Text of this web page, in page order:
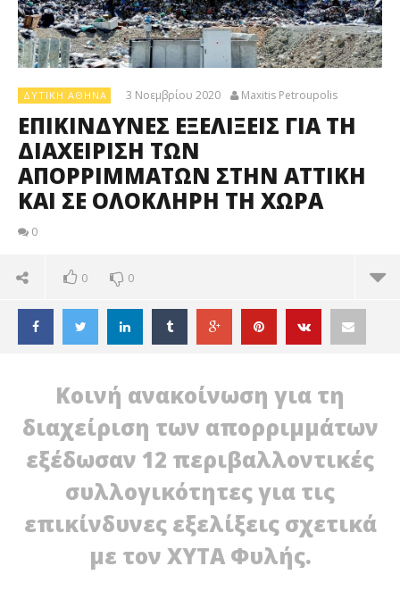
ΔΥΤΙΚΉ ΑΘΉΝΑ 3 Νοεμβρίου 2020 Maxitis Petroupolis
ΕΠΙΚΙΝΔΥΝΕΣ ΕΞΕΛΙΞΕΙΣ ΓΙΑ ΤΗ
ΔΙΑΧΕΙΡΙΣΗ ΤΩΝ
ΑΠΟΡΡΙΜΜΑΤΩΝ ΣΤΗΝ ΑΤΤΙΚΗ
ΚΑΙ ΣΕ ΟΛΟΚΛΗΡΗ ΤΗ ΧΩΡΑ
0
0 0
Κοινή ανακοίνωση για τη
διαχείριση των απορριμμάτων
εξέδωσαν 12 περιβαλλοντικές
συλλογικότητες για τις
επικίνδυνες εξελίξεις σχετικά
με τον ΧΥΤΑ Φυλής.